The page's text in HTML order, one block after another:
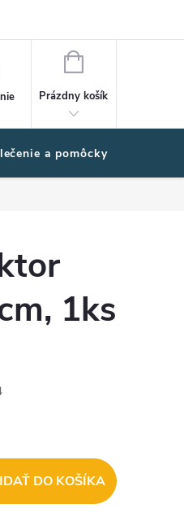
NÁKUPNÝ
Prázdny košík
a pomôcky
1ks
DO KOŠÍKA